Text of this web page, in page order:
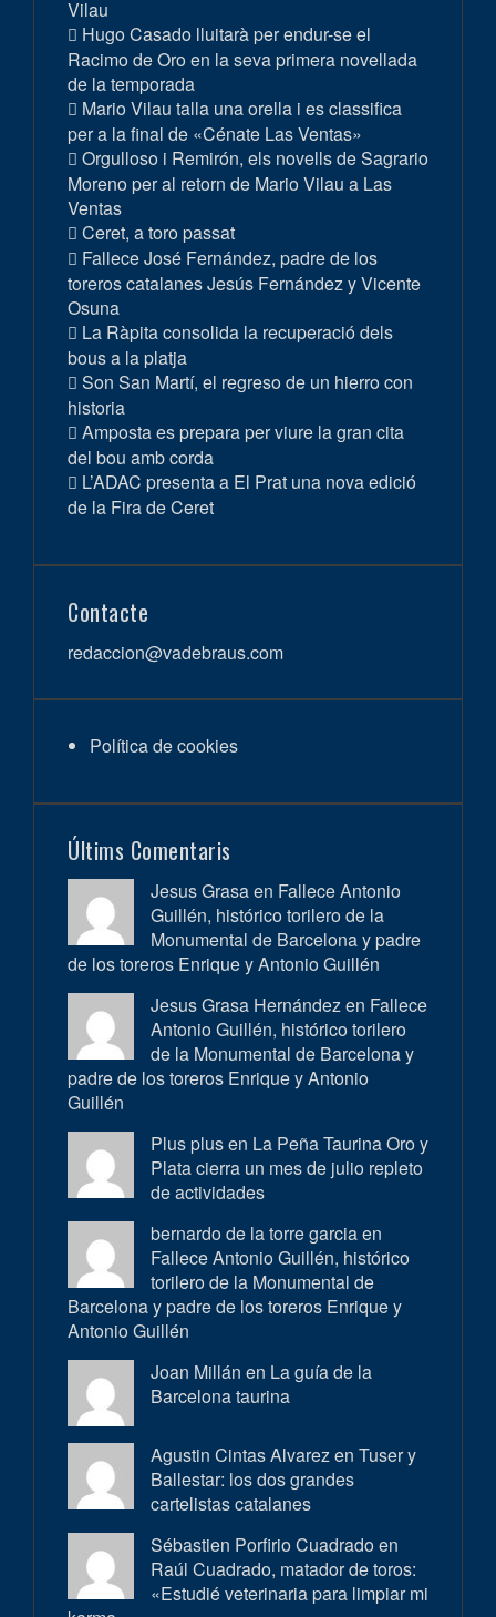
Vilau
Hugo Casado lluitarà per endur-se el
Racimo de Oro en la seva primera novellada
de la temporada
Mario Vilau talla una orella i es classifica
per a la final de «Cénate Las Ventas»
Orgulloso i Remirón, els novells de Sagrario
Moreno per al retorn de Mario Vilau a Las
Ventas
Ceret, a toro passat
Fallece José Fernández, padre de los
toreros catalanes Jesús Fernández y Vicente
Osuna
La Ràpita consolida la recuperació dels
bous a la platja
Son San Martí, el regreso de un hierro con
historia
Amposta es prepara per viure la gran cita
del bou amb corda
L’ADAC presenta a El Prat una nova edició
de la Fira de Ceret
Contacte
redaccion@vadebraus.com
Política de cookies
Últims Comentaris
Jesus Grasa en Fallece Antonio
Guillén, histórico torilero de la
Monumental de Barcelona y padre
de los toreros Enrique y Antonio Guillén
Jesus Grasa Hernández en Fallece
Antonio Guillén, histórico torilero
de la Monumental de Barcelona y
padre de los toreros Enrique y Antonio
Guillén
Plus plus en La Peña Taurina Oro y
Plata cierra un mes de julio repleto
de actividades
bernardo de la torre garcia en
Fallece Antonio Guillén, histórico
torilero de la Monumental de
Barcelona y padre de los toreros Enrique y
Antonio Guillén
Joan Millán en La guía de la
Barcelona taurina
Agustin Cintas Alvarez en Tuser y
Ballestar: los dos grandes
cartelistas catalanes
Sébastien Porfirio Cuadrado en
Raúl Cuadrado, matador de toros:
«Estudié veterinaria para limpiar mi